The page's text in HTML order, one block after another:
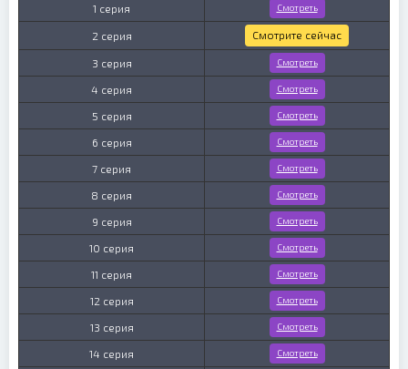
1 серия Смотреть
2 серия Смотрите сейчас
3 серия Смотреть
4 серия Смотреть
5 серия Смотреть
6 серия Смотреть
7 серия Смотреть
8 серия Смотреть
9 серия Смотреть
10 серия Смотреть
11 серия Смотреть
12 серия Смотреть
13 серия Смотреть
14 серия Смотреть